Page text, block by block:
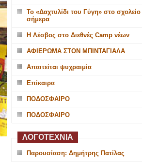
Το «Δαχτυλίδι του Γύγη» στο σχολείο
σήμερα
Η Λέσβος στο Διεθνές Camp νέων
ΑΦΙΕΡΩΜΑ ΣΤΟΝ ΜΠΙΝΤΑΓΙΑΛΑ
Απαιτείται ψυχραιμία
Επίκαιρα
ΠΟΔΟΣΦΑΙΡΟ
ΠΟΔΟΣΦΑΙΡΟ
ΛΟΓΟΤΕΧΝΙΑ
Παρουσίαση: Δημήτρης Πατίλας